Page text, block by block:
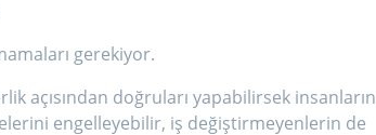
gerekiyor.
açısından doğruları yapabilirsek insanların
engelleyebilir, iş değiştirmeyenlerin de